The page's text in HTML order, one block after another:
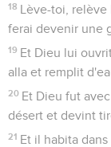
18 Lève-toi, relève
ferai devenir une
19 Et Dieu lui
alla et remplit
20 Et Dieu fut
désert et devint
21 Et il habita